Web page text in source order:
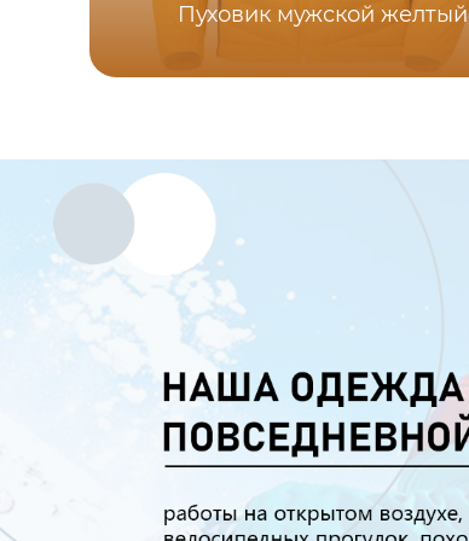
Пуховик мужской желтый